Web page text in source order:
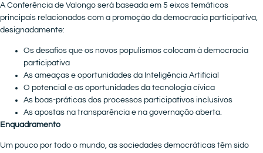
A Conferência de Valongo será baseada em 5 eixos temáticos
principais relacionados com a promoção da democracia participativa,
designadamente:
Os desafios que os novos populismos colocam à democracia
participativa
As ameaças e oportunidades da Inteligência Artificial
O potencial e as oportunidades da tecnologia cívica
As boas-práticas dos processos participativos inclusivos
As apostas na transparência e na governação aberta.
Enquadramento
Um pouco por todo o mundo, as sociedades democráticas têm sido